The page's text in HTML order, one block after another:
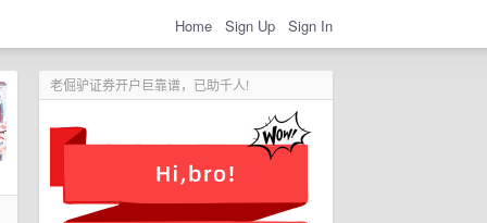
Home Sign Up Sign In
老倔驴证券开户巨靠谱，已助千人!